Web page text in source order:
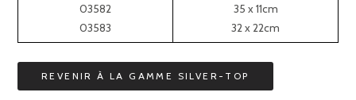
03582
03583
35 x 11cm
32 x 22cm